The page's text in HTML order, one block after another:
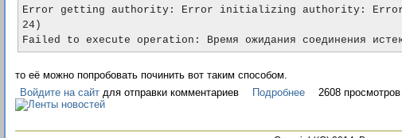
Error getting authority: Error initializing authority: Error
24)
Failed to execute operation: Время ожидания соединения
то её можно попробовать починить вот таким способом.
Войдите на сайт для отправки комментариев Подробнее 2608 просмотров